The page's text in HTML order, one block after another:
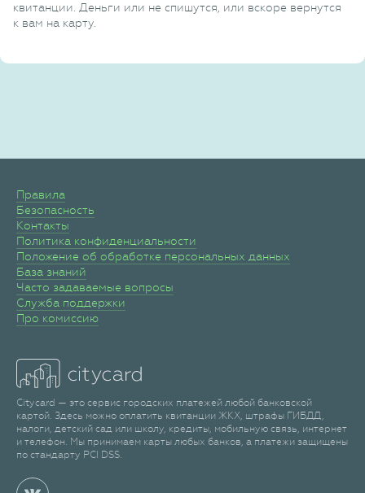
квитанции. Деньги или не спишутся, или вскоре вернутся
к вам на карту.
Правила
Безопасность
Контакты
Политика конфиденциальности
Положение об обработке персональных данных
База знаний
Часто задаваемые вопросы
Служба поддержки
Про комиссию
Citycard — это сервис городских платежей любой банковской
картой. Здесь можно оплатить квитанции ЖКХ, штрафы ГИБДД,
налоги, детский сад или школу, кредиты, мобильную связь, интернет
и телефон. Мы принимаем карты любых банков, а платежи защищены
по стандарту PCI DSS.